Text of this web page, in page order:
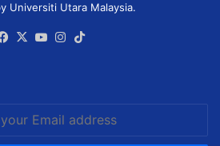
Universiti Utara Malaysia.
Facebook
X YouTubeInstagram